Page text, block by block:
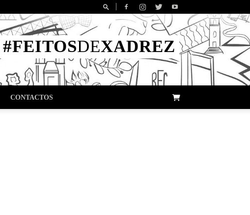
#FEITOSDEXADREZ
CONTACTOS